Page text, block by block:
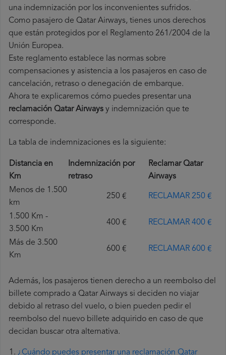
una indemnización por los inconvenientes sufridos.
Como pasajero de Qatar Airways, tienes unos derechos
que están protegidos por el Reglamento 261/2004 de la
Unión Europea.
Este reglamento establece las normas sobre
compensaciones y asistencia a los pasajeros en caso de
cancelación, retraso o denegación de embarque.
Ahora te explicaremos cómo puedes presentar una
reclamación Qatar Airways y indemnización que te
corresponde.
La tabla de indemnizaciones es la siguiente:
Distancia en
Km
Indemnización por
retraso
Reclamar Qatar
Airways
Menos de 1.500
km
250 € RECLAMAR 250 €
1.500 Km -
3.500 Km
400 € RECLAMAR 400 €
Más de 3.500
Km
600 € RECLAMAR 600 €
Además, los pasajeros tienen derecho a un reembolso del
billete comprado a Qatar Airways si deciden no viajar
debido al retraso del vuelo, o bien pueden pedir el
reembolso del nuevo billete adquirido en caso de que
decidan buscar otra alternativa.
¿Cuándo puedes presentar una reclamación Qatar